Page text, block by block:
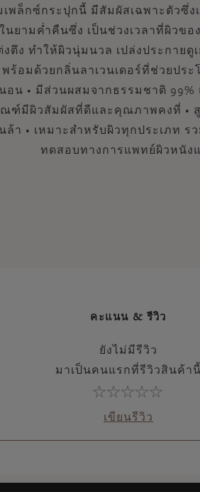
เพล็กซ์กระปุกนี้ มีสัมผัสเฉพาะตัวซึ่ง
ยามค่ำคืนซึ่ง เป็นช่วงเวลาที่ผิวขอ
ตึง ทำให้ผิวนุ่มนวล เปล่งประกายดู
ร้อมด้วยกลิ่นลาเวนเดอร์ที่ช่วยประ
อน • มีส่วนผสมจากธรรมชาติ
ณฑ์มีผิวสัมผัสที่ดีและคุณภาพคงที่ • สู
า • เหมาะสำหรับผิวทุกประเภท ร
ทดสอบทางการแพทย์ผิวหนัง
คะแนน & รีวิว
ยังไม่มีรีวิว
มาเป็นคนแรกที่รีวิวสินค้านี้
เขียนรีวิว